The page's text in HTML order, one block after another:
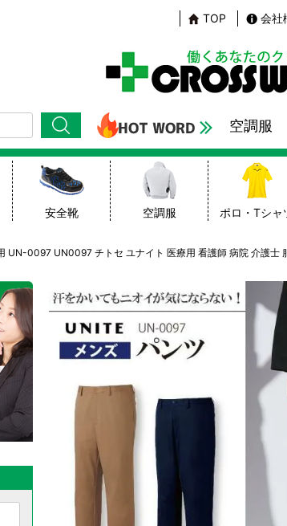
TOP 会社
検索
空調服
安全靴 空調服 ポロ・Tシャ
UN-0097 UN0097 チトセ ユナイト 医療用 看護師 病院 介護